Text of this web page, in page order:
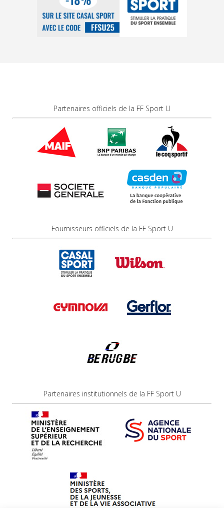
Partenaires officiels de la FF Sport U
Fournisseurs officiels de la FF Sport U
Partenaires institutionnels de la FF Sport U